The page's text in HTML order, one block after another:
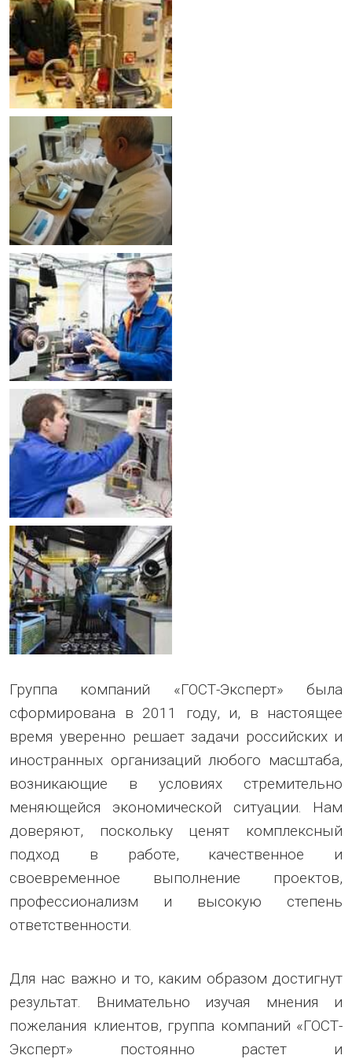
Группа компаний «ГОСТ-Эксперт» была
сформирована в 2011 году, и, в настоящее
время уверенно решает задачи российских и
иностранных организаций любого масштаба,
возникающие в условиях стремительно
меняющейся экономической ситуации. Нам
доверяют, поскольку ценят комплексный
подход в работе, качественное и
своевременное выполнение проектов,
профессионализм и высокую степень
ответственности.
Для нас важно и то, каким образом достигнут
результат. Внимательно изучая мнения и
пожелания клиентов, группа компаний «ГОСТ-
Эксперт» постоянно растет и